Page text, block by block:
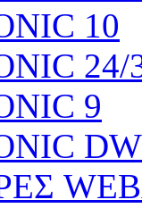
10
24/
9